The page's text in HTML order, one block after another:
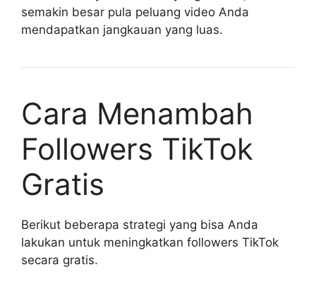
semakin besar pula peluang video Anda
mendapatkan jangkauan yang luas.
Cara Menambah
Followers TikTok
Gratis
Berikut beberapa strategi yang bisa Anda
lakukan untuk meningkatkan followers TikTok
secara gratis.